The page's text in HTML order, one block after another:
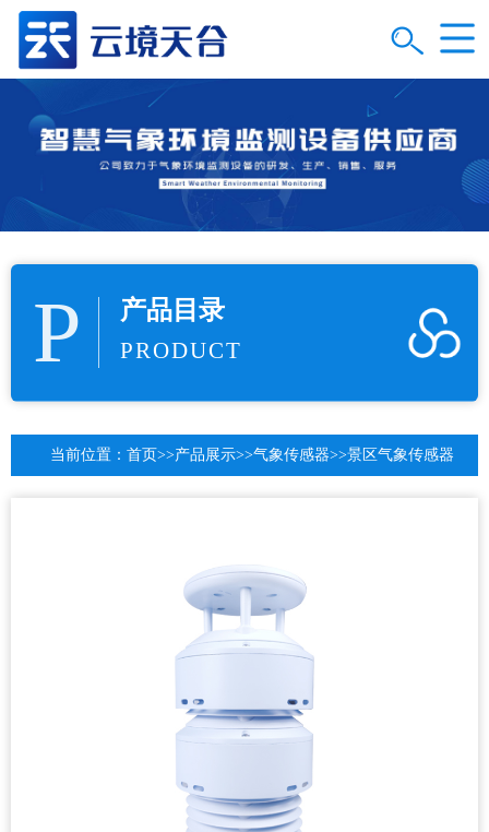
P 产品目录
PRODUCT
当前位置： 首页>>产品展示>>气象传感器>>景区气象传感器